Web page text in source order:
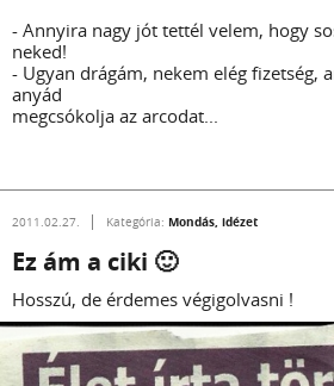
- Annyira nagy jót tettél velem, hogy
neked!
- Ugyan drágám, nekem elég fizetség,
anyád
megcsókolja az arcodat...
2011.02.27. Kategória: Mondás, idézet
Ez ám a ciki 🙂
Hosszú, de érdemes végigolvasni !